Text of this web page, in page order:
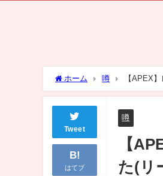
ホーム 噂 【APEX
Tweet
B!
はてブ
噂
【
た(リ